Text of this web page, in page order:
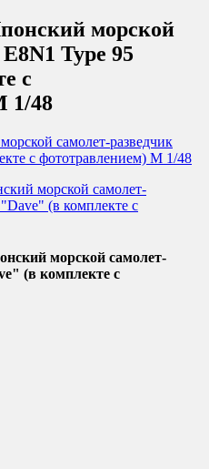
морской
Type 95
с
1/48
морской самолет-
(в комплекте с